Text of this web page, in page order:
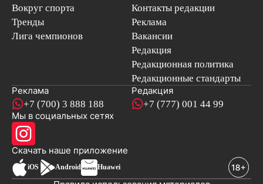
Вокруг спорта
Тренды
Лига чемпионов
Контакты редакции
Реклама
Вакансии
Редакция
Редакционная политика
Редакционные стандарты
Реклама
+7 (700) 3 888 188
Редакция
+7 (777) 001 44 99
Мы в социальных сетях
Скачать наше приложениеновостей
iOS Android Huawei